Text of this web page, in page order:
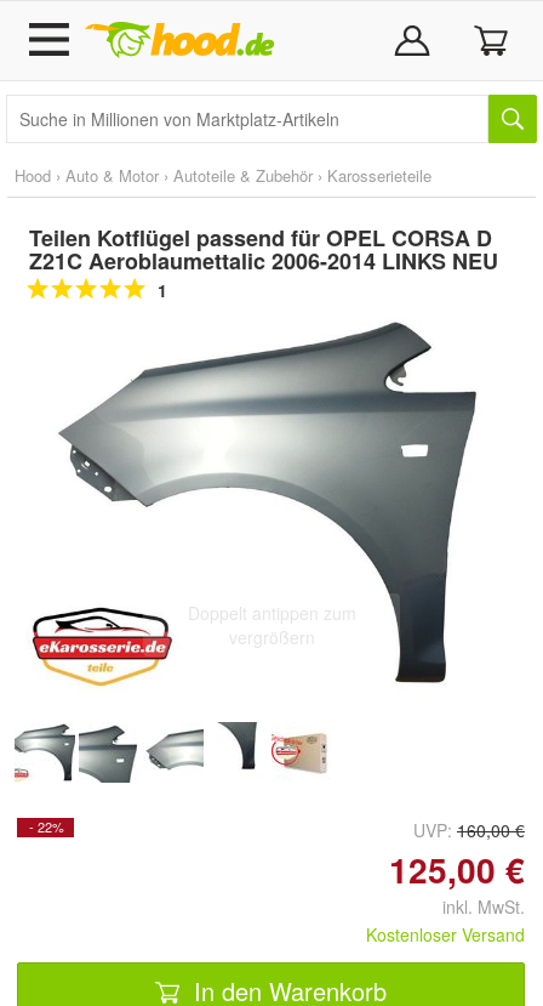
Hood › Auto & Motor › Autoteile & Zubehör › Karosserieteile
Teilen Kotflügel passend für OPEL CORSA D
Z21C Aeroblaumettalic 2006-2014 LINKS NEU
1
Doppelt antippen zum
vergrößern
- 22% UVP: 160,00 €
125,00 €
inkl. MwSt.
Kostenloser Versand
In den Warenkorb